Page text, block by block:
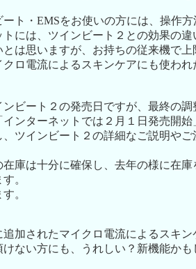
ト・EMSをお使いの方には、操作
トには、ツインビート２との効果の
とは思いますが、お持ちの従来機で
ロ電流によるスキンケアにも使わ
ンビート２の発売日ですが、最終の
インターネットでは２月１日発売開
ツインビート２の詳細なご説明や
在庫は十分に確保し、去年の様に在
。
。
追加されたマイクロ電流によるスキ
ない方にも、うれしい？新機能かも